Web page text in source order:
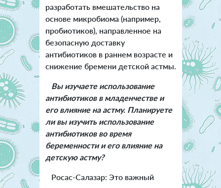
разработать вмешательство на
основе микробиома (например,
пробиотиков), направленное на
безопасную доставку
антибиотиков в раннем возрасте и
снижение бремени детской астмы.
Вы изучаете использование
антибиотиков в младенчестве и
его влияние на астму. Планируете
ли вы изучить использование
антибиотиков во время
беременности и его влияние на
детскую астму?
Росас-Салазар: Это важный